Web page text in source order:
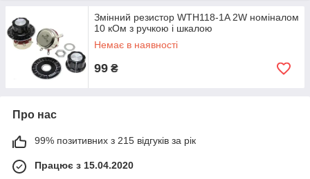
Змінний резистор WTH118-1A 2W номіналом
10 кОм з ручкою і шкалою
Немає в наявності
99 ₴
Про нас
99% позитивних з 215 відгуків за рік
Працює з 15.04.2020